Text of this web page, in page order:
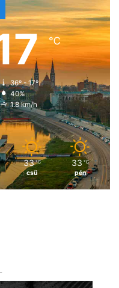
℃
36º - 17º
40%
1.8 km/h
33 ℃
csü
33 ℃
pén